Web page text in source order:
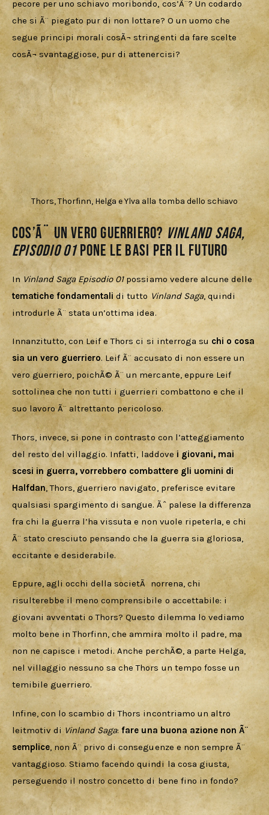
pecore per uno schiavo moribondo, cos’Ã¨? Un codardo
che si Ã¨ piegato pur di non lottare? O un uomo che
segue principi morali cosÃ¬ stringenti da fare scelte
cosÃ¬ svantaggiose, pur di attenercisi?
Thors, Thorfinn, Helga e Ylva alla tomba dello schiavo
Cos’Ã¨ un vero guerriero?Vinland Saga,
Episodio 01pone le basi per il futuro
In Vinland Saga Episodio 01 possiamo vedere alcune delle
tematiche fondamentali di tutto Vinland Saga, quindi
introdurle Ã¨ stata un’ottima idea.
Innanzitutto, con Leif e Thors ci si interroga su chi o cosa
sia un vero guerriero. Leif Ã¨ accusato di non essere un
vero guerriero, poichÃ© Ã¨ un mercante, eppure Leif
sottolinea che non tutti i guerrieri combattono e che il
suo lavoro Ã¨ altrettanto pericoloso.
Thors, invece, si pone in contrasto con l’atteggiamento
del resto del villaggio. Infatti, laddove i giovani, mai
scesi in guerra, vorrebbero combattere gli uomini di
Halfdan, Thors, guerriero navigato, preferisce evitare
qualsiasi spargimento di sangue. Ãˆ palese la differenza
fra chi la guerra l’ha vissuta e non vuole ripeterla, e chi
Ã¨ stato cresciuto pensando che la guerra sia gloriosa,
eccitante e desiderabile.
Eppure, agli occhi della societÃ  norrena, chi
risulterebbe il meno comprensibile o accettabile: i
giovani avventati o Thors? Questo dilemma lo vediamo
molto bene in Thorfinn, che ammira molto il padre, ma
non ne capisce i metodi. Anche perchÃ©, a parte Helga,
nel villaggio nessuno sa che Thors un tempo fosse un
temibile guerriero.
Infine, con lo scambio di Thors incontriamo un altro
leitmotiv di Vinland Saga: fare una buona azione non Ã¨
semplice, non Ã¨ privo di conseguenze e non sempre Ã¨
vantaggioso. Stiamo facendo quindi la cosa giusta,
perseguendo il nostro concetto di bene fino in fondo?